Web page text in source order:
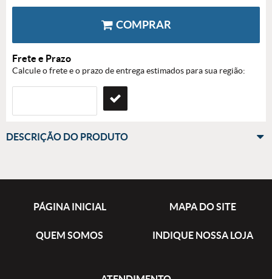
COMPRAR
Frete e Prazo
Calcule o frete e o prazo de entrega estimados para sua região:
DESCRIÇÃO DO PRODUTO
PÁGINA INICIAL MAPA DO SITE
QUEM SOMOS INDIQUE NOSSA LOJA